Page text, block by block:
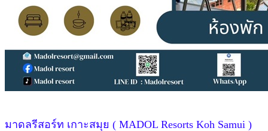
มาดลรีสอร์ท เกาะสมุย ( MADOL Resorts Koh Samui )